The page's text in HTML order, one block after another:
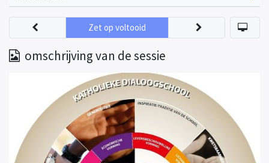
omschrijving van de sessie
Zet op voltooid